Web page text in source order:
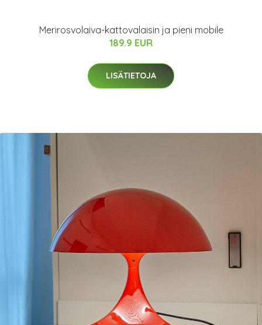
Merirosvolaiva-kattovalaisin ja pieni mobile
189.9 EUR
LISÄTIETOJA